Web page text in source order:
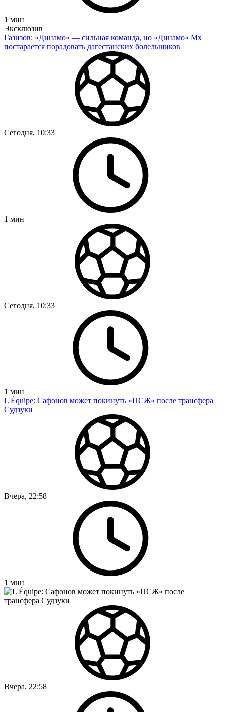
1 мин
Эксклюзив
Газизов: «Динамо» — сильная команда, но «Динамо» Мх
постарается порадовать дагестанских болельщиков
Сегодня, 10:33
1 мин
Сегодня, 10:33
1 мин
L'Équipe: Сафонов может покинуть «ПСЖ» после трансфера
Судзуки
Вчера, 22:58
1 мин
Вчера, 22:58